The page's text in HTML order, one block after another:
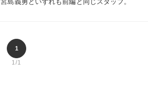
1
1/1